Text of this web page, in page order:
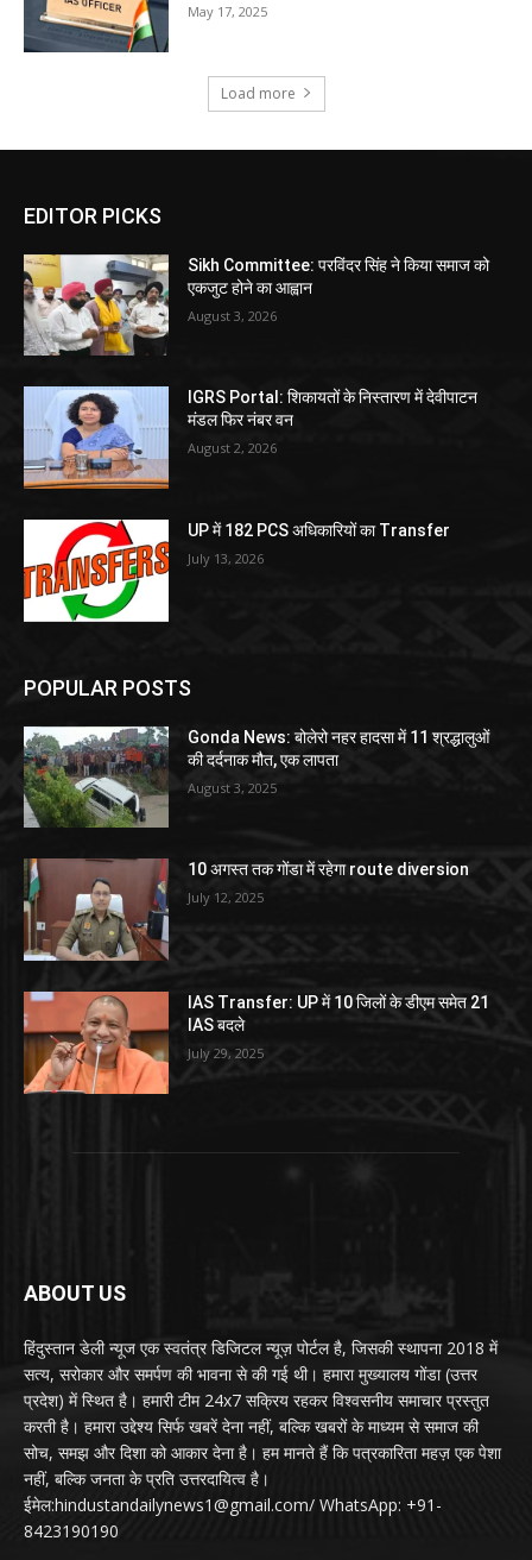
May 17, 2025
Load more
EDITOR PICKS
Sikh Committee: परविंदर सिंह ने किया समाज को
एकजुट होने का आह्वान
August 3, 2026
IGRS Portal: शिकायतों के निस्तारण में देवीपाटन
मंडल फिर नंबर वन
August 2, 2026
UP में 182 PCS अधिकारियों का Transfer
July 13, 2026
POPULAR POSTS
Gonda News: बोलेरो नहर हादसा में 11 श्रद्धालुओं
की दर्दनाक मौत, एक लापता
August 3, 2025
10 अगस्त तक गोंडा में रहेगा route diversion
July 12, 2025
IAS Transfer: UP में 10 जिलों के डीएम समेत 21
IAS बदले
July 29, 2025
ABOUT US
हिंदुस्तान डेली न्यूज एक स्वतंत्र डिजिटल न्यूज़ पोर्टल है, जिसकी स्थापना 2018 में
सत्य, सरोकार और समर्पण की भावना से की गई थी। हमारा मुख्यालय गोंडा (उत्तर
प्रदेश) में स्थित है। हमारी टीम 24x7 सक्रिय रहकर विश्वसनीय समाचार प्रस्तुत
करती है। हमारा उद्देश्य सिर्फ खबरें देना नहीं, बल्कि खबरों के माध्यम से समाज की
सोच, समझ और दिशा को आकार देना है। हम मानते हैं कि पत्रकारिता महज़ एक पेशा
नहीं, बल्कि जनता के प्रति उत्तरदायित्व है।
ईमेल:hindustandailynews1@gmail.com/ WhatsApp: +91-
8423190190